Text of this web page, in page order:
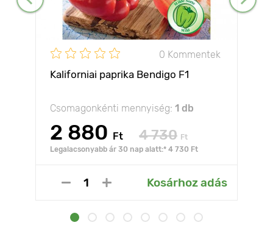
0 Kommentek
Kaliforniai paprika Bendigo F1
Csomagonkénti mennyiség: 1 db
2 880 Ft 4 730 Ft
Legalacsonyabb ár 30 nap alatt:* 4 730 Ft
Kosárhoz adás